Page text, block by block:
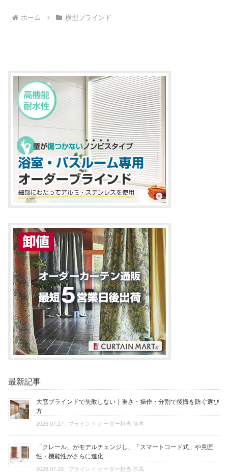
ホーム 横型ブラインド
最新記事
大窓ブラインドで失敗しない｜重さ・操作・分割で後悔を防ぐ選び
方
2026.07.27 , ブラインド オーダー担当 蓮本
「クレール」がモデルチェンジし、「スマートコード式」や意匠
性・機能性がさらに進化
2026.07.20 , ブラインド オーダー担当 日高